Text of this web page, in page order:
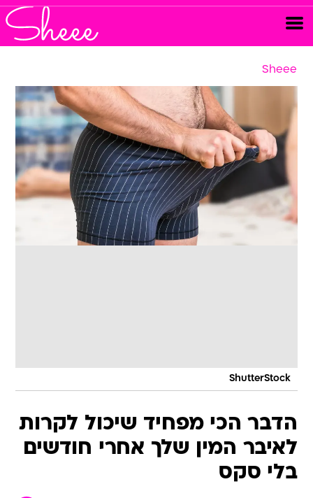
Sheee
ShutterStock
הדבר הכי מפחיד שיכול לקרות
לאיבר המין שלך אחרי חודשים
בלי סקס